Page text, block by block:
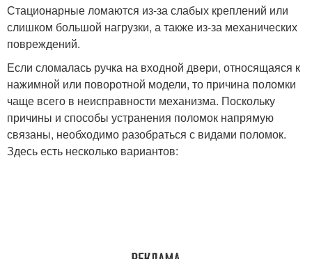
Стационарные ломаются из-за слабых креплений или
слишком большой нагрузки, а также из-за механических
повреждений.
Если сломалась ручка на входной двери, относящаяся к
нажимной или поворотной модели, то причина поломки
чаще всего в неисправности механизма. Поскольку
причины и способы устранения поломок напрямую
связаны, необходимо разобраться с видами поломок.
Здесь есть несколько вариантов: